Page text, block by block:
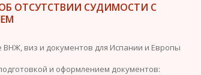
ОТСУТСТВИИ СУДИМОСТИ С
виз и документов для Испании и Европы
и оформлением документов: